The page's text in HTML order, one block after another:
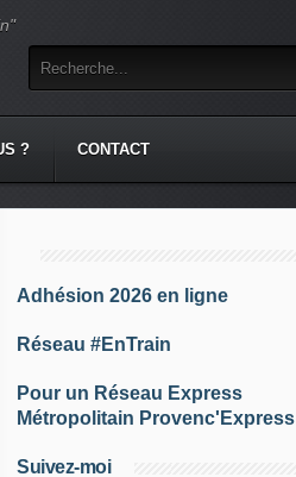
? CONTACT
Adhésion 2026 en ligne
Réseau #EnTrain
Pour un Réseau Express
Métropolitain Provenc'Express
Suivez-moi